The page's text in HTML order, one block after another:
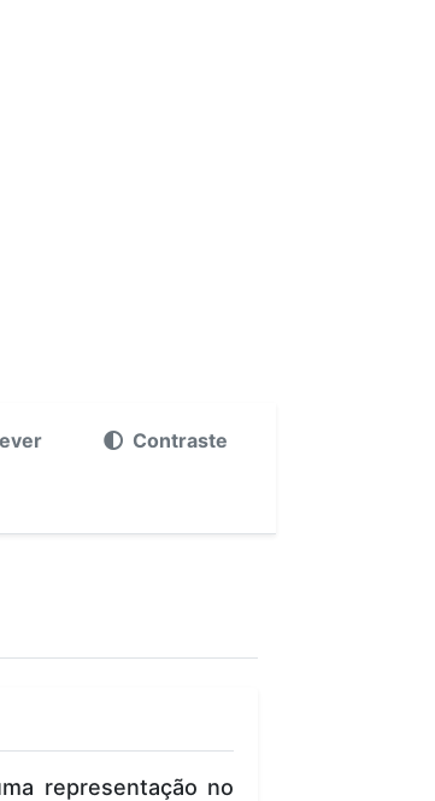
Contraste
representação no